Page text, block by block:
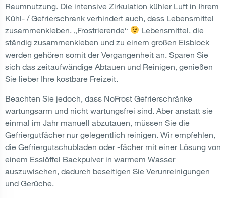
Raumnutzung. Die intensive Zirkulation kühler Luft in Ihrem
Kühl- / Gefrierschrank verhindert auch, dass Lebensmittel
zusammenkleben. „Frostrierende“
Lebensmittel, die
ständig zusammenkleben und zu einem großen Eisblock
werden gehören somit der Vergangenheit an. Sparen Sie
sich das zeitaufwändige Abtauen und Reinigen, genießen
Sie lieber Ihre kostbare Freizeit.
Beachten Sie jedoch, dass NoFrost Gefrierschränke
wartungsarm und nicht wartungsfrei sind. Aber anstatt sie
einmal im Jahr manuell abzutauen, müssen Sie die
Gefriergutfächer nur gelegentlich reinigen. Wir empfehlen,
die Gefriergutschubladen oder -fächer mit einer Lösung von
einem Esslöffel Backpulver in warmem Wasser
auszuwischen, dadurch beseitigen Sie Verunreinigungen
und Gerüche.